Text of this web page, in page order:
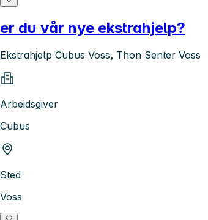
er du vår nye ekstrahjelp?
Ekstrahjelp Cubus Voss, Thon Senter Voss
Arbeidsgiver
Cubus
Sted
Voss